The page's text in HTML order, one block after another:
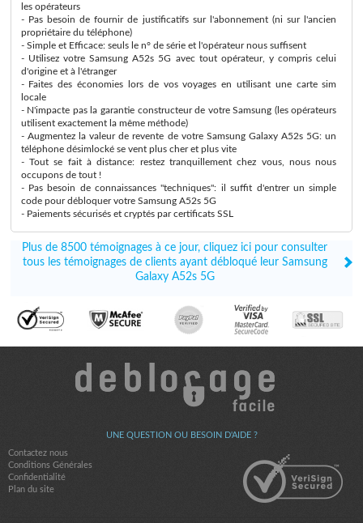
les opérateurs
- Pas besoin de fournir de justificatifs sur l'abonnement (ni sur l'ancien
propriétaire du téléphone)
- Simple et Efficace: seuls le n° de série et l'opérateur nous suffisent
- Utilisez votre Samsung A52s 5G avec tout opérateur, y compris celui
d'origine et à l'étranger
- Faites des économies lors de vos voyages en utilisant une carte sim
locale
- N'impacte pas la garantie constructeur de votre Samsung (les opérateurs
utilisent exactement la même méthode)
- Augmentez la valeur de revente de votre Samsung Galaxy A52s 5G: un
téléphone désimlocké se vent plus cher et plus vite
- Tout se fait à distance: restez tranquillement chez vous, nous nous
occupons de tout !
- Pas besoin de connaissances "techniques": il suffit d'entrer un simple
code pour débloquer votre Samsung A52s 5G
- Paiements sécurisés et cryptés par certificats SSL
Plus de 8500 témoignages à ce jour, cliquez ici pour consulter
tous les témoignages de clients ayant débloqué leur Samsung
Galaxy A52s 5G
UNE QUESTION OU BESOIN D'AIDE ?
Contactez nous
Conditions Générales
Confidentialité
Plan du site